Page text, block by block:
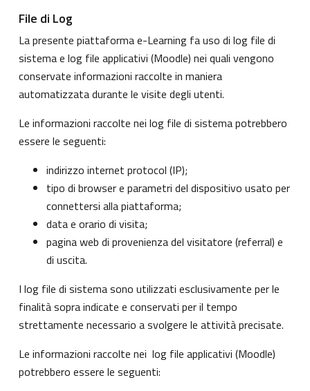
File di Log
La presente piattaforma e-Learning fa uso di log file di
sistema e log file applicativi (Moodle) nei quali vengono
conservate informazioni raccolte in maniera
automatizzata durante le visite degli utenti.
Le informazioni raccolte nei log file di sistema potrebbero
essere le seguenti:
indirizzo internet protocol (IP);
tipo di browser e parametri del dispositivo usato per
connettersi alla piattaforma;
data e orario di visita;
pagina web di provenienza del visitatore (referral) e
di uscita.
I log file di sistema sono utilizzati esclusivamente per le
finalità sopra indicate e conservati per il tempo
strettamente necessario a svolgere le attività precisate.
Le informazioni raccolte nei log file applicativi (Moodle)
potrebbero essere le seguenti: